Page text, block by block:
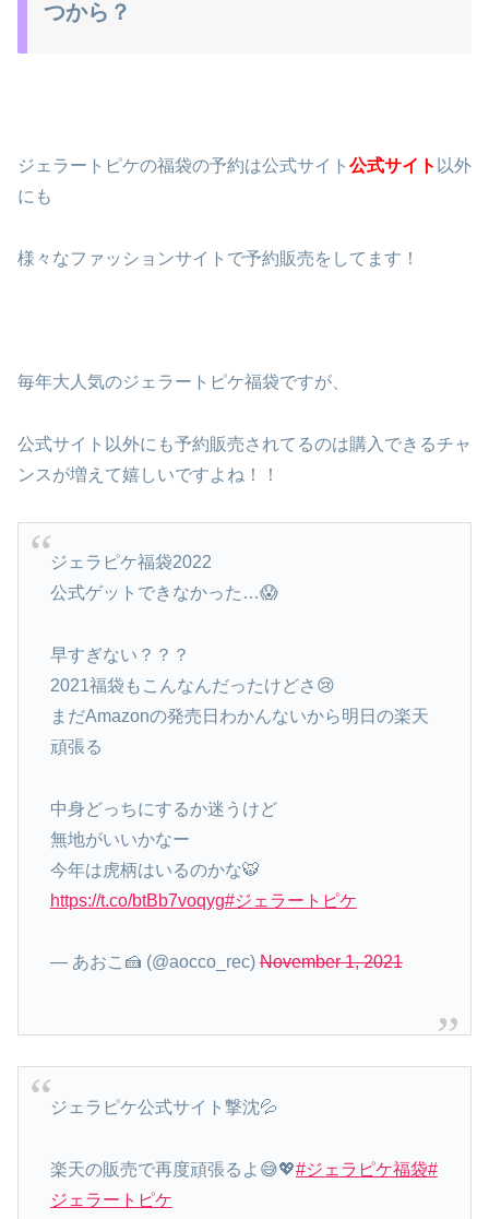
つから？
ジェラートピケの福袋の予約は公式サイト 公式サイト 以外
にも
様々なファッションサイトで予約販売をしてます！
毎年大人気のジェラートピケ福袋ですが、
公式サイト以外にも予約販売されてるのは購入できるチャ
ンスが増えて嬉しいですよね！！
ジェラピケ福袋2022
公式ゲットできなかった…😱
早すぎない？？？
2021福袋もこんなんだったけどさ😢
まだAmazonの発売日わかんないから明日の楽天
頑張る
中身どっちにするか迷うけど
無地がいいかなー
今年は虎柄はいるのかな🐯
https://t.co/btBb7voqyg#ジェラートピケ
— あおこ🍰 (@aocco_rec)November 1, 2021
ジェラピケ公式サイト撃沈💦
楽天の販売で再度頑張るよ😅💖#ジェラピケ福袋#
ジェラートピケ